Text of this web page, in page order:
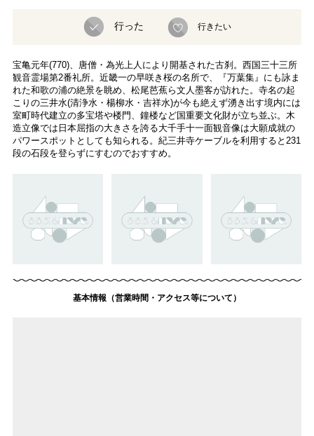
行った 行きたい
宝亀元年(770)、唐僧・為光上人により開基された古刹。西国三十三所
観音霊場第2番礼所。近畿一の早咲き桜の名所で、『万葉集』にも詠ま
れた和歌の浦の絶景を眺め、松尾芭蕉ら文人墨客が訪れた。寺名の起
こりの三井水(清浄水・楊柳水・吉祥水)が今も絶えず湧き出す境内には
室町時代建立の多宝塔や楼門、鐘楼など国重要文化財が立ち並ぶ。木
造立像では日本屈指の大きさを誇る大千手十一面観音像は大願成就の
パワースポットとしても知られる。紀三井寺ケーブルを利用すると231
段の石段を登らずにすむのでおすすめ。
基本情報（営業時間・アクセス等について）